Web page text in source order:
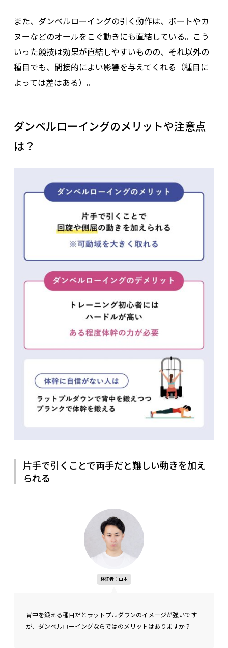
また、ダンベルローイングの引く動作は、ボートやカ
ヌーなどのオールをこぐ動きにも直結している。 こう
いった競技は効果が直結しやすいものの、それ以外の
種目でも、間接的によい影響を与えてくれる（種目に
よっては差はある）。
ダンベルローイングのメリットや注意点
は？
片手で引くことで両手だと難しい動きを加え
られる
検証者：山本
背中を鍛える種目だとラットプルダウンのイメージが強いです
が、ダンベルローイングならではのメリットはありますか？